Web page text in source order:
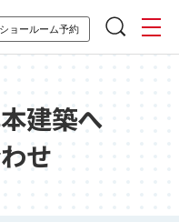
ショールーム予約
建築へ
せ